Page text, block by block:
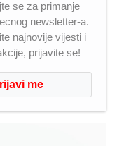
se za primanje
newsletter-a.
najnovije vijesti i
prijavite se!
me